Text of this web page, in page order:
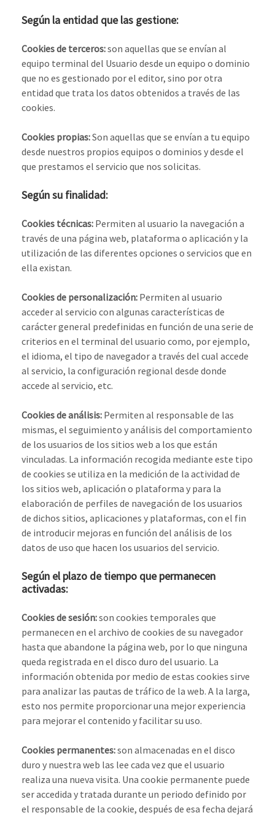
Según la entidad que las gestione:
Cookies de terceros:son aquellas que se envían al
equipo terminal del Usuario desde un equipo o dominio
que no es gestionado por el editor, sino por otra
entidad que trata los datos obtenidos a través de las
cookies.
Cookies propias:Son aquellas que se envían a tu equipo
desde nuestros propios equipos o dominios y desde el
que prestamos el servicio que nos solicitas.
Según su finalidad:
Cookies técnicas: Permiten al usuario la navegación a
través de una página web, plataforma o aplicación y la
utilización de las diferentes opciones o servicios que en
ella existan.
Cookies de personalización: Permiten al usuario
acceder al servicio con algunas características de
carácter general predefinidas en función de una serie de
criterios en el terminal del usuario como, por ejemplo,
el idioma, el tipo de navegador a través del cual accede
al servicio, la configuración regional desde donde
accede al servicio, etc.
Cookies de análisis: Permiten al responsable de las
mismas, el seguimiento y análisis del comportamiento
de los usuarios de los sitios web a los que están
vinculadas. La información recogida mediante este tipo
de cookies se utiliza en la medición de la actividad de
los sitios web, aplicación o plataforma y para la
elaboración de perfiles de navegación de los usuarios
de dichos sitios, aplicaciones y plataformas, con el fin
de introducir mejoras en función del análisis de los
datos de uso que hacen los usuarios del servicio.
Según el plazo de tiempo que permanecen
activadas:
Cookies de sesión:son cookies temporales que
permanecen en el archivo de cookies de su navegador
hasta que abandone la página web, por lo que ninguna
queda registrada en el disco duro del usuario. La
información obtenida por medio de estas cookies sirve
para analizar las pautas de tráfico de la web. A la larga,
esto nos permite proporcionar una mejor experiencia
para mejorar el contenido y facilitar su uso.
Cookies permanentes:son almacenadas en el disco
duro y nuestra web las lee cada vez que el usuario
realiza una nueva visita. Una cookie permanente puede
ser accedida y tratada durante un periodo definido por
el responsable de la cookie, después de esa fecha dejará